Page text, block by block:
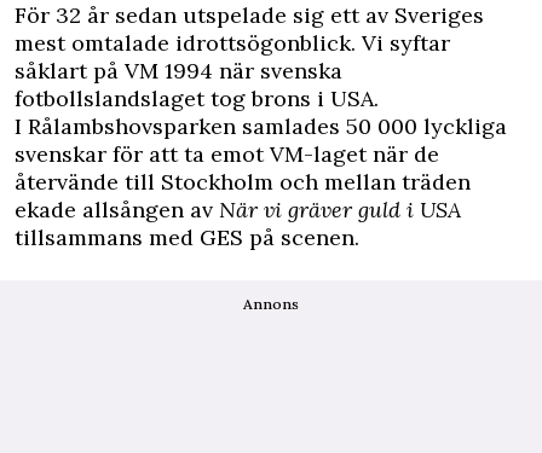
För 32 år sedan utspelade sig ett av Sveriges
mest omtalade idrottsögonblick. Vi syftar
såklart på VM 1994 när svenska
fotbollslandslaget tog brons i USA.
I Rålambshovsparken samlades 50 000 lyckliga
svenskar för att ta emot VM-laget när de
återvände till Stockholm och mellan träden
ekade allsången av När vi gräver guld i USA
tillsammans med GES på scenen.
Annons